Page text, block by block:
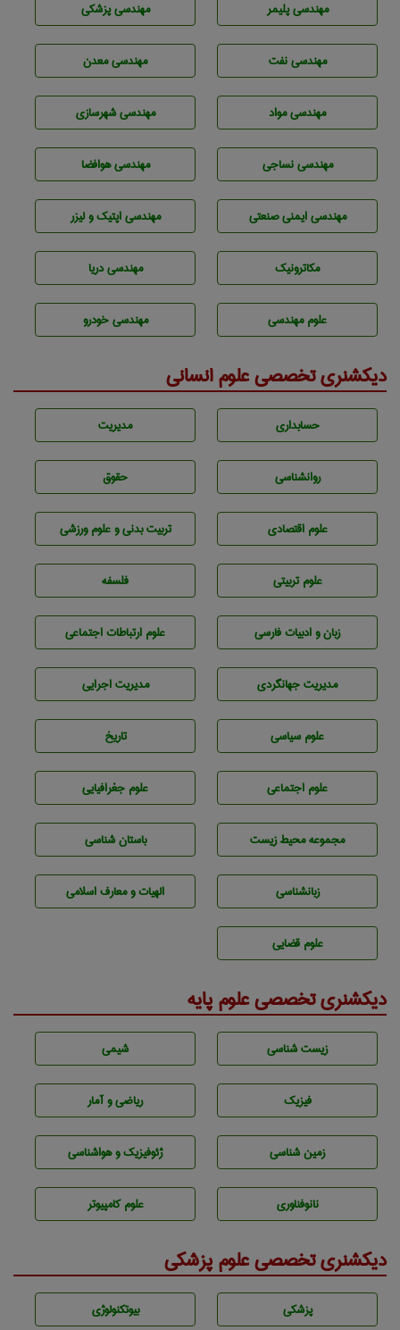
مهندسی پليمر مهندسی پزشکی
مهندسی نفت مهندسی معدن
مهندسی مواد مهندسی شهرسازی
مهندسي نساجی مهندسی هوافضا
مهندسی ایمنی صنعتی مهندسی اپتیک و لیزر
مکاترونیک مهندسی دریا
علوم مهندسی مهندسی خودرو
دیکشنری تخصصی علوم انسانی
حسابداری مديريت
روانشناسی حقوق
علوم اقتصادی تربيت بدنی و علوم ورزشی
علوم تربيتی فلسفه
زبان و ادبيات فارسی علوم ارتباطات اجتماعی
مديريت جهانگردی مديريت اجرايی
علوم سياسی تاريخ
علوم اجتماعی علوم جغرافيايی
مجموعه محيط زيست باستان شناسی
زبانشناسی الهیات و معارف اسلامی
علوم قضایی
دیکشنری تخصصی علوم پایه
زيست شناسی شيمی
فیزیک ریاضی و آمار
زمين شناسی ژئوفيزيك و هواشناسی
نانوفناوری علوم کامپیوتر
دیکشنری تخصصی علوم پزشکی
پزشكی بيوتكنولوژی